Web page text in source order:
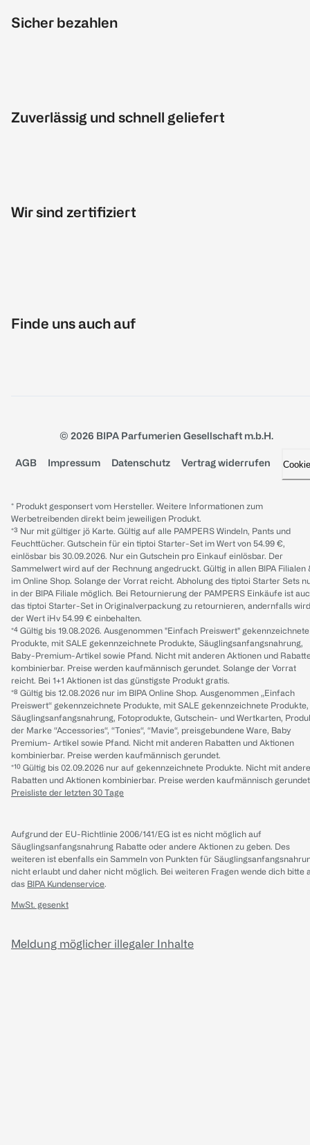
Sicher bezahlen
Zuverlässig und schnell geliefert
Wir sind zertifiziert
Finde uns auch auf
© 2026 BIPA Parfumerien Gesellschaft m.b.H.
AGB Impressum Datenschutz Vertrag widerrufen
* Produkt gesponsert vom Hersteller. Weitere Informationen zum
Werbetreibenden direkt beim jeweiligen Produkt.
*³ Nur mit gültiger jö Karte. Gültig auf alle PAMPERS Windeln, Pants und
Feuchttücher. Gutschein für ein tiptoi Starter-Set im Wert von 54.99 €,
einlösbar bis 30.09.2026. Nur ein Gutschein pro Einkauf einlösbar. Der
Sammelwert wird auf der Rechnung angedruckt. Gültig in allen BIPA Filialen
im Online Shop. Solange der Vorrat reicht. Abholung des tiptoi Starter Sets
in der BIPA Filiale möglich. Bei Retournierung der PAMPERS Einkäufe ist
das tiptoi Starter-Set in Originalverpackung zu retournieren, andernfalls wird
der Wert iHv 54.99 € einbehalten.
*⁴ Gültig bis 19.08.2026. Ausgenommen "Einfach Preiswert" gekennzeichnete
Produkte, mit SALE gekennzeichnete Produkte, Säuglingsanfangsnahrung,
Baby-Premium-Artikel sowie Pfand. Nicht mit anderen Aktionen und
kombinierbar. Preise werden kaufmännisch gerundet. Solange der Vorrat
reicht. Bei 1+1 Aktionen ist das günstigste Produkt gratis.
*⁸ Gültig bis 12.08.2026 nur im BIPA Online Shop. Ausgenommen „Einfach
Preiswert“ gekennzeichnete Produkte, mit SALE gekennzeichnete Produkte,
Säuglingsanfangsnahrung, Fotoprodukte, Gutschein- und Wertkarten,
der Marke “Accessories“, “Tonies“, “Mavie“, preisgebundene Ware, Baby
Premium- Artikel sowie Pfand. Nicht mit anderen Rabatten und Aktionen
kombinierbar. Preise werden kaufmännisch gerundet.
*¹⁰ Gültig bis 02.09.2026 nur auf gekennzeichnete Produkte. Nicht mit
Rabatten und Aktionen kombinierbar. Preise werden kaufmännisch
Preisliste der letzten 30 Tage
Aufgrund der EU-Richtlinie 2006/141/EG ist es nicht möglich auf
Säuglingsanfangsnahrung Rabatte oder andere Aktionen zu geben. Des
weiteren ist ebenfalls ein Sammeln von Punkten für
nicht erlaubt und daher nicht möglich. Bei weiteren Fragen wende dich bitte
das BIPA Kundenservice.
MwSt. gesenkt
Meldung möglicher illegaler Inhalte